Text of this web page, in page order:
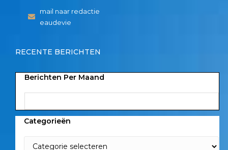
mail naar redactie
eaudevie
RECENTE BERICHTEN
Berichten Per Maand
Categorieën